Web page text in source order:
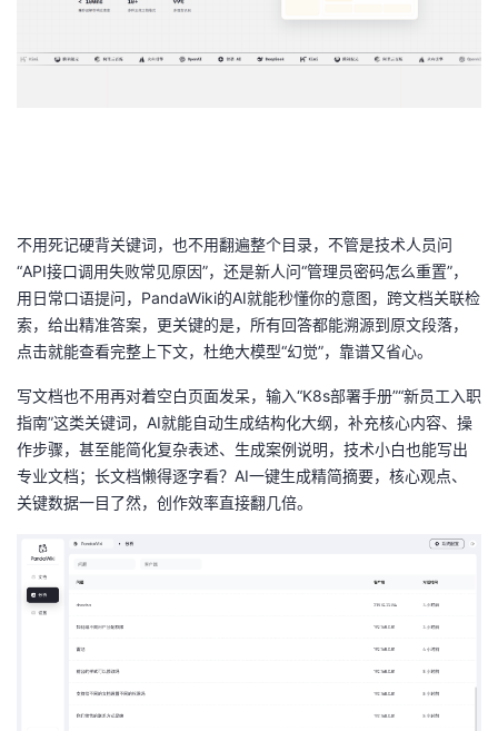
不用死记硬背关键词，也不用翻遍整个目录，不管是技术人员问
“API接口调用失败常见原因”，还是新人问“管理员密码怎么重置”，
用日常口语提问， PandaWiki的AI就能秒懂你的意图，跨文档关联检
索，给出精准答案，更关键的是，所有回答都能溯源到原文段落，
点击就能查看完整上下文，杜绝大模型“幻觉”，靠谱又省心。
写文档也不用再对着空白页面发呆，输入“K8s部署手册”“新员工入职
指南”这类关键词， AI就能自动生成结构化大纲，补充核心内容、操
作步骤，甚至能简化复杂表述、生成案例说明，技术小白也能写出
专业文档；长文档懒得逐字看？ AI一键生成精简摘要，核心观点、
关键数据一目了然，创作效率直接翻几倍。